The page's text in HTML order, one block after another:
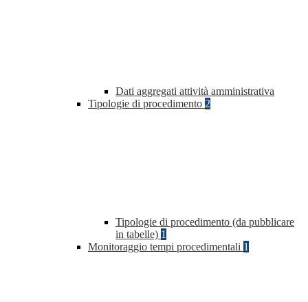
Dati aggregati attività amministrativa
Tipologie di procedimento 2
Tipologie di procedimento (da pubblicare
in tabelle) 1
Monitoraggio tempi procedimentali 1